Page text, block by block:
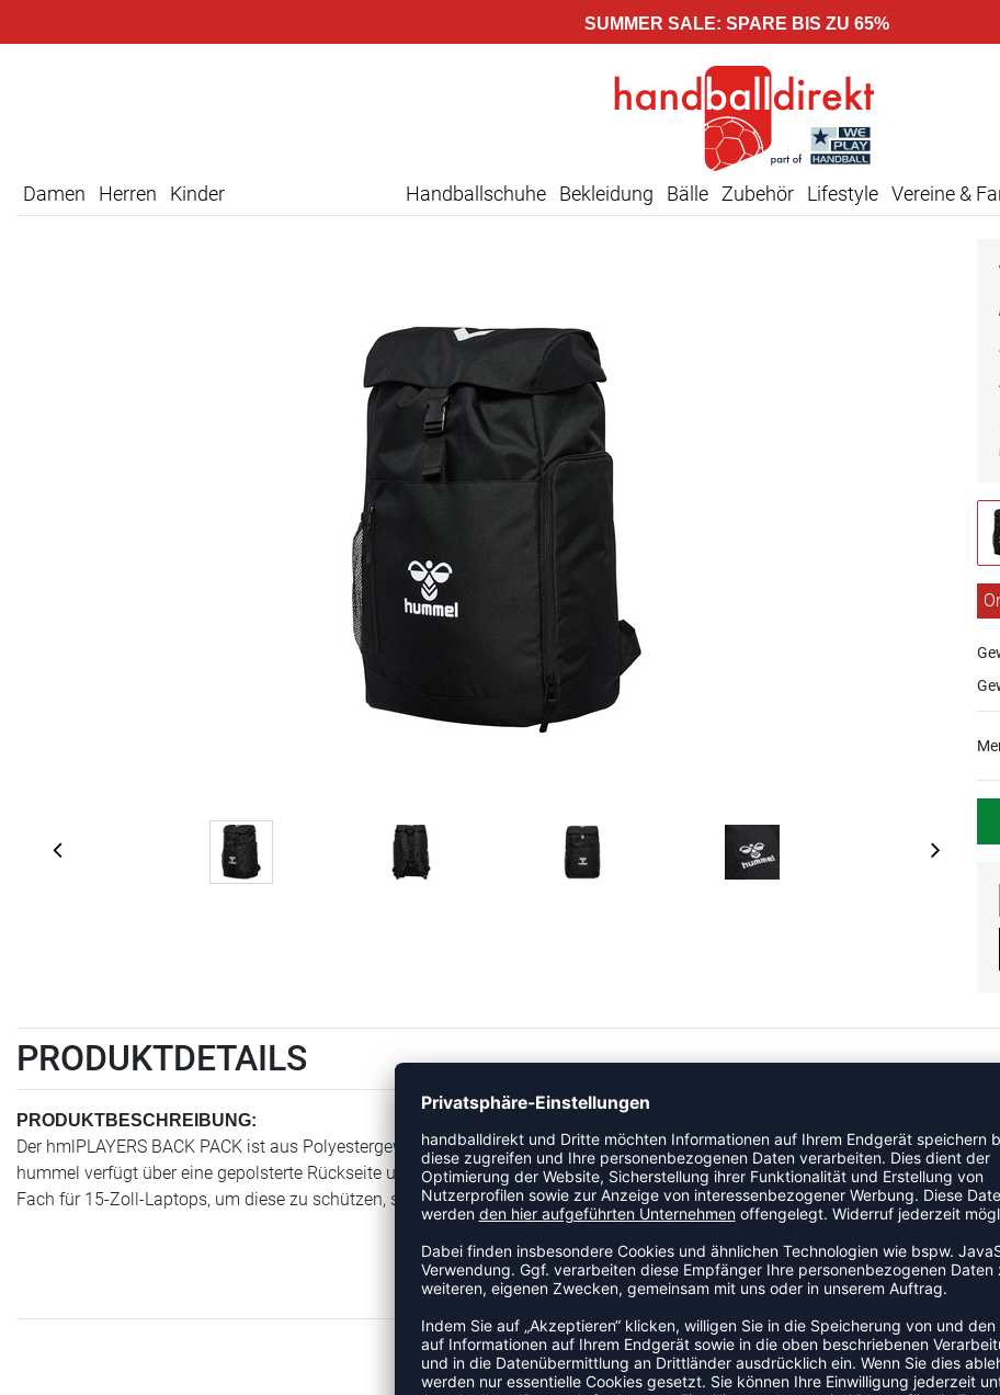
SUMMER SALE: SPARE BIS ZU 65%
Damen Herren Kinder Handballschuhe Bekleidung Bälle Zubehör Lifestyle Vereine &
PRODUKTDETAILS
PRODUKTBESCHREIBUNG:
Der hmlPLAYERS BACK PACK ist aus Polyestergewebe gefertigt, was sie besonders langlebig macht. Dieser Rucksack von
hummel verfügt über eine gepolsterte Rückseite und Riemen, die zusätzlichen Komfort garantieren. Außerdem gibt es ein
Fach für 15-Zoll-Laptops, um diese zu schützen, sowie ein großzügiges Fassungsvermögen von 32 Litern.
ZULETZT ANGESEHEN